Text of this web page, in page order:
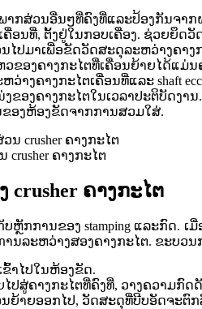
າກສ່ວນອື່ນໆທີ່ຄົງທີ່ແລະປ້ອງກັນຈາກ
ຄື່ອນທີ່, ຕັ້ງຢູ່ໃນກອບເຄື່ອງ. ຊ່ວຍຍຶດ
ໄປມາເພື່ອຂັດວັດສະດຸລະຫວ່າງຄາງ
ຂອງຄາງກະໄຕທີ່ເຄື່ອນຍ້າຍໄດ້ແມ່ນຄ
ວ່າງຄາງກະໄຕເຄື່ອນທີ່ແລະ shaft
ຂອງຄາງກະໄຕໃນເວລາປະຕິບັດງານ.
ຂອງຫ້ອງຂັດຈາກການສວມໃສ່.
ຄາງ​ກະ​ໄຕ​
crusher ຄາງກະໄຕ
ຫຼັກການຂອງ stamping ແລະກົດ. ເມື່
ານລະຫວ່າງສອງຄາງກະໄຕ. ຂະ​ບວນ​
າໄປໃນຫ້ອງຂັດ.
ໄປສູ່ຄາງກະໄຕທີ່ຄົງທີ່, ວາງຄວາມກົ
ນຍ້າຍອອກໄປ, ວັດສະດຸທີ່ບີບອັດຈະຕົ